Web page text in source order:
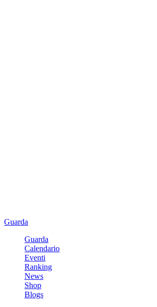
Guarda
Guarda
Calendario
Eventi
Ranking
News
Shop
Blogs